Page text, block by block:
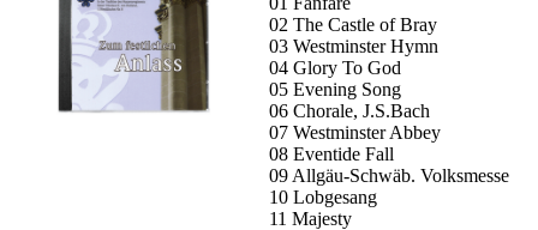
02 The Castle of Bray
03 Westminster Hymn
04 Glory To God
05 Evening Song
06 Chorale, J.S.Bach
07 Westminster Abbey
08 Eventide Fall
09 Allgäu-Schwäb. Volksmesse
10 Lobgesang
11 Majesty